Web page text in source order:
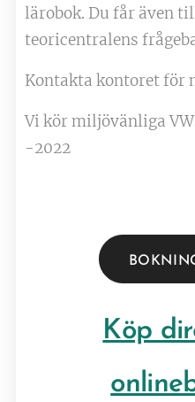
lärobok. Du får även
teoricentralens
​​​​​​​Kontakta kontoret för
Vi kör miljövänliga
-2022
Köp